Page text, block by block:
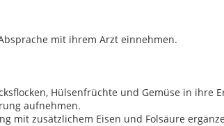
mit ihrem Arzt einnehmen.
Hülsenfrüchte und Gemüse in ihre
aufnehmen.
mit zusätzlichem Eisen und Folsäure